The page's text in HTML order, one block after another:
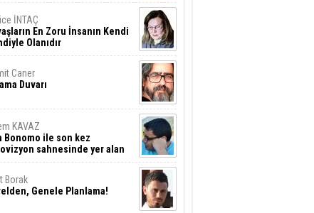
İNTAÇ
En Zoru İnsanın Kendi
Olanıdır
Caner
Duvarı
KAVAZ
Bonomo ile son kez
sahnesinde yer alan
10 yıl aradan sonra
Borak
Genele Planlama!